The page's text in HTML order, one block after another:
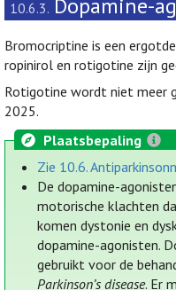
10.6.3. Dopamine-
Bromocriptine is een
ropinirol en rotigotine zijn
Rotigotine wordt niet meer
2025.
Plaatsbepaling
Zie 10.6.
De dopamine-
motorische klachten
komen dystonie en
dopamine-agonisten.
gebruikt voor de
Parkinson’s disease. Er